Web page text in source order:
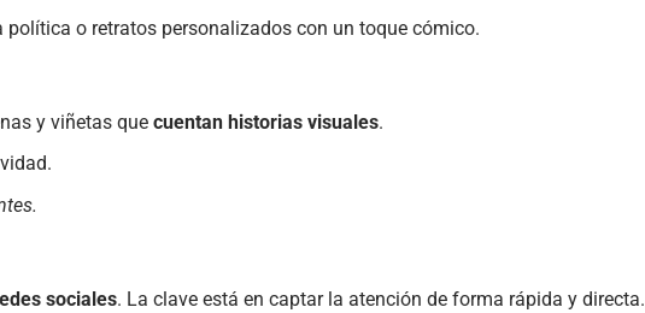
o retratos personalizados con un toque cómico.
y viñetas que cuentan historias visuales.
sociales. La clave está en captar la atención de forma rápida y directa.